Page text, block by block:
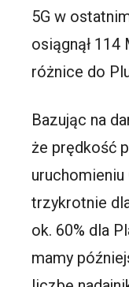
5G w
osiągnął
różnice do
Bazując na
że prędkość
uruchomieniu
trzykrotnie
ok. 60% dla
mamy